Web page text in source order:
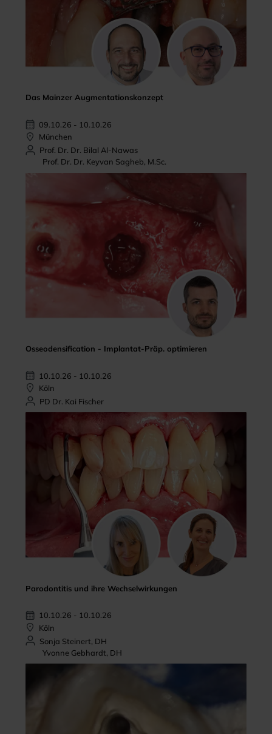
Das Mainzer Augmentationskonzept
09.10.26 - 10.10.26
München
Prof. Dr. Dr. Bilal Al-Nawas
Prof. Dr. Dr. Keyvan Sagheb, M.Sc.
Osseodensification - Implantat-Präp. optimieren
10.10.26 - 10.10.26
Köln
PD Dr. Kai Fischer
Parodontitis und ihre Wechselwirkungen
10.10.26 - 10.10.26
Köln
Sonja Steinert, DH
Yvonne Gebhardt, DH